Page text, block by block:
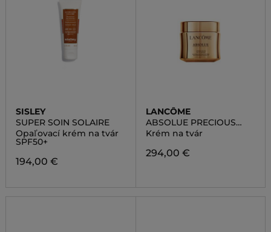
SISLEY
SUPER SOIN SOLAIRE
Opaľovací krém na tvár
SPF50+
194,00 €
LANCÔME
ABSOLUE PRECIOUS
CELLS RICH CREAM
Krém na tvár
294,00 €